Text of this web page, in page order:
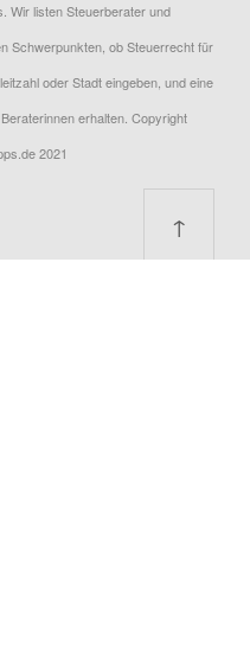
Wir listen Steuerberater und
Schwerpunkten, ob Steuerrecht für
oder Stadt eingeben, und eine
erhalten. Copyright
2021
↑